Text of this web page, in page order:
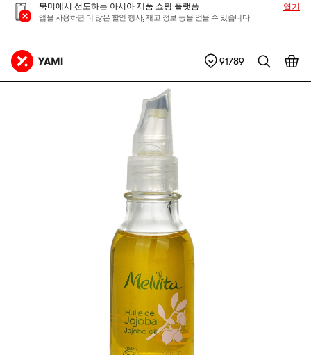
북미에서 선도하는 아시아 제품 쇼핑 플랫폼
앱을 사용하면 더 많은 할인 행사, 재고 정보 등을 얻을 수 있습니다
열기
91789